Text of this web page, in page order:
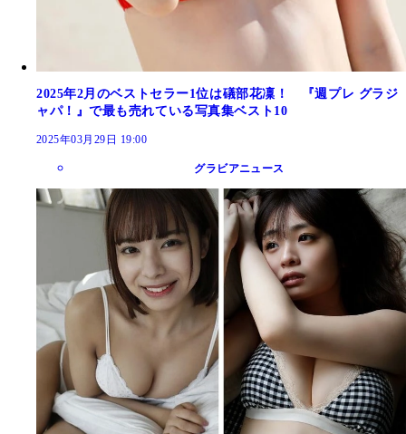
2025年2月のベストセラー1位は礒部花凜！ 『週プレ グラジ
ャパ！』で最も売れている写真集ベスト10
2025年03月29日 19:00
グラビアニュース